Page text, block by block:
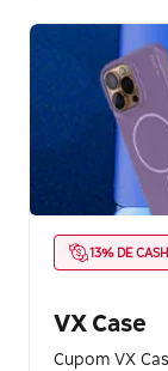
13% DE
VX Case
Cupom VX